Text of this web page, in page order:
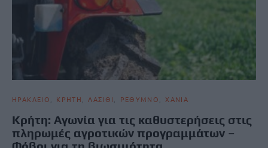
ΗΡΑΚΛΕΙΟ ΚΡΗΤΗ ΛΑΣΙΘΙ ΡΕΘΥΜΝΟ ΧΑΝΙΑ
Κρήτη: Αγωνία για τις καθυστερήσεις στις
πληρωμές αγροτικών προγραμμάτων –